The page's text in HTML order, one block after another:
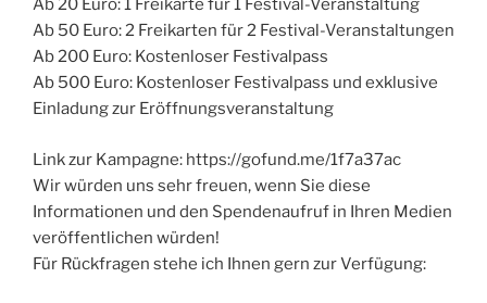
Ab 20 Euro: 1 Freikarte für 1 Festival-Veranstaltung
Ab 50 Euro: 2 Freikarten für 2 Festival-Veranstaltungen
Ab 200 Euro: Kostenloser Festivalpass
Ab 500 Euro: Kostenloser Festivalpass und exklusive
Einladung zur Eröffnungsveranstaltung
Link zur Kampagne: https://gofund.me/1f7a37ac
Wir würden uns sehr freuen, wenn Sie diese
Informationen und den Spendenaufruf in Ihren Medien
veröffentlichen würden!
­Für Rückfragen stehe ich Ihnen gern zur Verfügung: